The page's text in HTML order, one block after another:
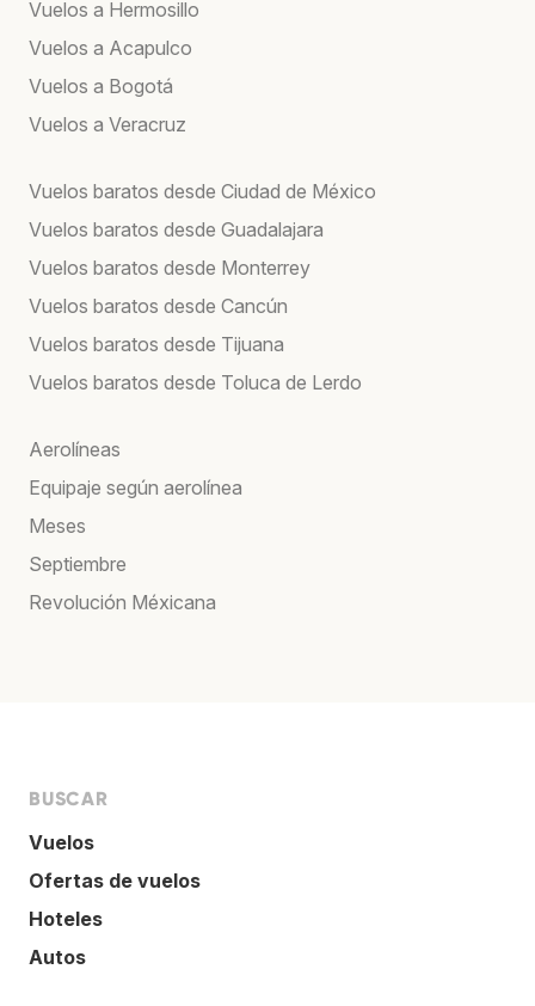
Vuelos a Hermosillo
Vuelos a Acapulco
Vuelos a Bogotá
Vuelos a Veracruz
Vuelos baratos desde Ciudad de México
Vuelos baratos desde Guadalajara
Vuelos baratos desde Monterrey
Vuelos baratos desde Cancún
Vuelos baratos desde Tijuana
Vuelos baratos desde Toluca de Lerdo
Aerolíneas
Equipaje según aerolínea
Meses
Septiembre
Revolución Méxicana
BUSCAR
Vuelos
Ofertas de vuelos
Hoteles
Autos